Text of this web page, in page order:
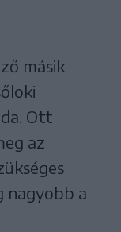
másik
Ott
az
a